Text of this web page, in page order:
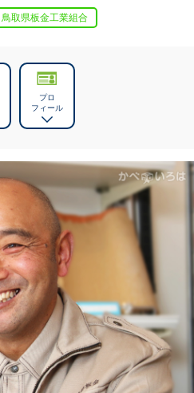
鳥取県板金工業組合
プロ
フィール